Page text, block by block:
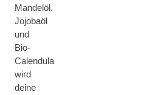
Mandelöl,
Jojobaöl
und
Bio-
Calendula
wird
deine